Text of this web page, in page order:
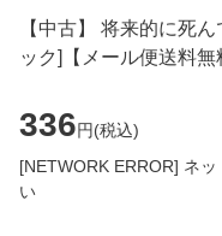
【中古】 将来的に死
ック]【メール便送料無
336円(税込)
[NETWORK ERROR] ネ
い